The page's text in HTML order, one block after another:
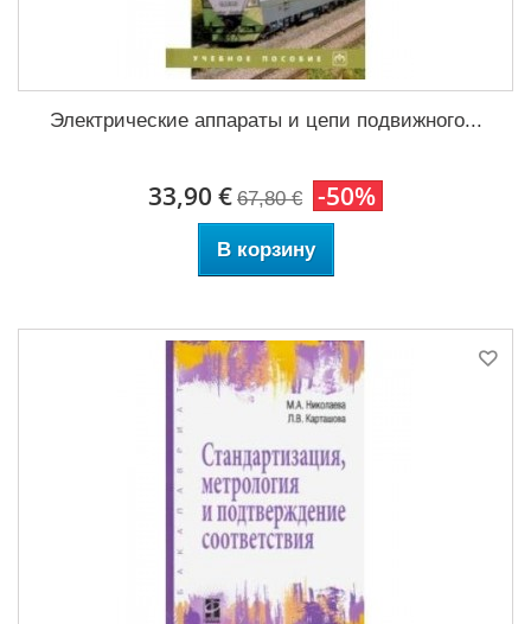
Электрические аппараты и цепи подвижного...
33,90 € 67,80 € -50%
В корзину